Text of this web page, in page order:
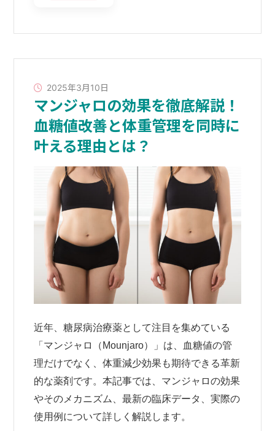
2025年3月10日
マンジャロの効果を徹底解説！
血糖値改善と体重管理を同時に
叶える理由とは？
近年、糖尿病治療薬として注目を集めている
「マンジャロ（Mounjaro）」は、血糖値の管
理だけでなく、体重減少効果も期待できる革新
的な薬剤です。本記事では、マンジャロの効果
やそのメカニズム、最新の臨床データ、実際の
使用例について詳しく解説します。